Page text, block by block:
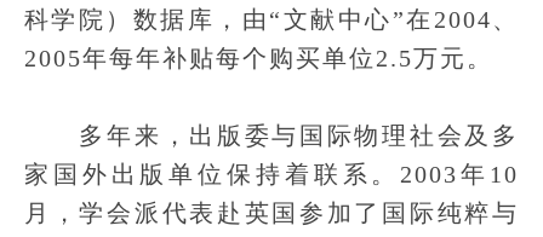
科学院）数据库，由“文献中心”在2004、
2005年每年补贴每个购买单位2.5万元。
多年来，出版委与国际物理社会及多
家国外出版单位保持着联系。2003年10
月，学会派代表赴英国参加了国际纯粹与